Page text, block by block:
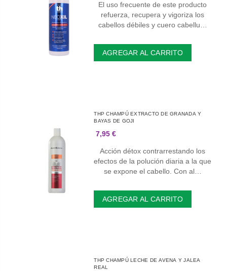
El uso frecuente de este producto
refuerza, recupera y vigoriza los
cabellos débiles y cuero cabellu…
AGREGAR AL CARRITO
THP CHAMPÚ EXTRACTO DE GRANADA Y
BAYAS DE GOJI
7,95 €
Acción détox contrarrestando los
efectos de la polución diaria a la que
se expone el cabello. Con al…
AGREGAR AL CARRITO
THP CHAMPÚ LECHE DE AVENA Y JALEA
REAL